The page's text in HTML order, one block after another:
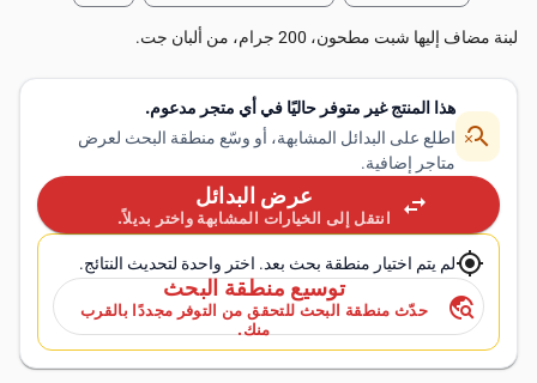
لبنة مضاف إليها شبت مطحون، 200 جرام، من ألبان جت.
search_off
هذا المنتج غير متوفر حاليًا في أي متجر مدعوم.
اطلع على البدائل المشابهة، أو وسّع منطقة البحث لعرض
متاجر إضافية.
swap_horiz عرض البدائل
انتقل إلى الخيارات المشابهة واختر بديلاً.
my_locationلم يتم اختيار منطقة بحث بعد. اختر واحدة لتحديث النتائج.
travel_explore
توسيع منطقة البحث
حدّث منطقة البحث للتحقق من التوفر مجددًا بالقرب
منك.